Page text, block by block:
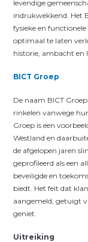
levendige
indrukwekkend. Het
fysieke en
optimaal te laten
historie, ambacht en
BICT Groep
De naam BICT
rinkelen vanwege
Groep is een
Westland en
de afgelopen jaren
geprofileerd als een
beveiligde en
biedt. Het feit dat
aangemeld, getuigt
geniet.
Uitreiking